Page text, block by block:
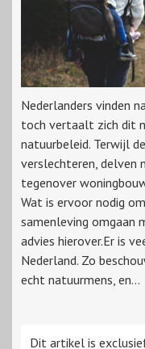
Nederlanders vinden
toch vertaalt zich dit
natuurbeleid. Terwijl
verslechteren, delven
tegenover
Wat is ervoor nodig
samenleving omgaan
advies hierover.Er is
Nederland. Zo
echt natuurmens, en...
Dit artikel is